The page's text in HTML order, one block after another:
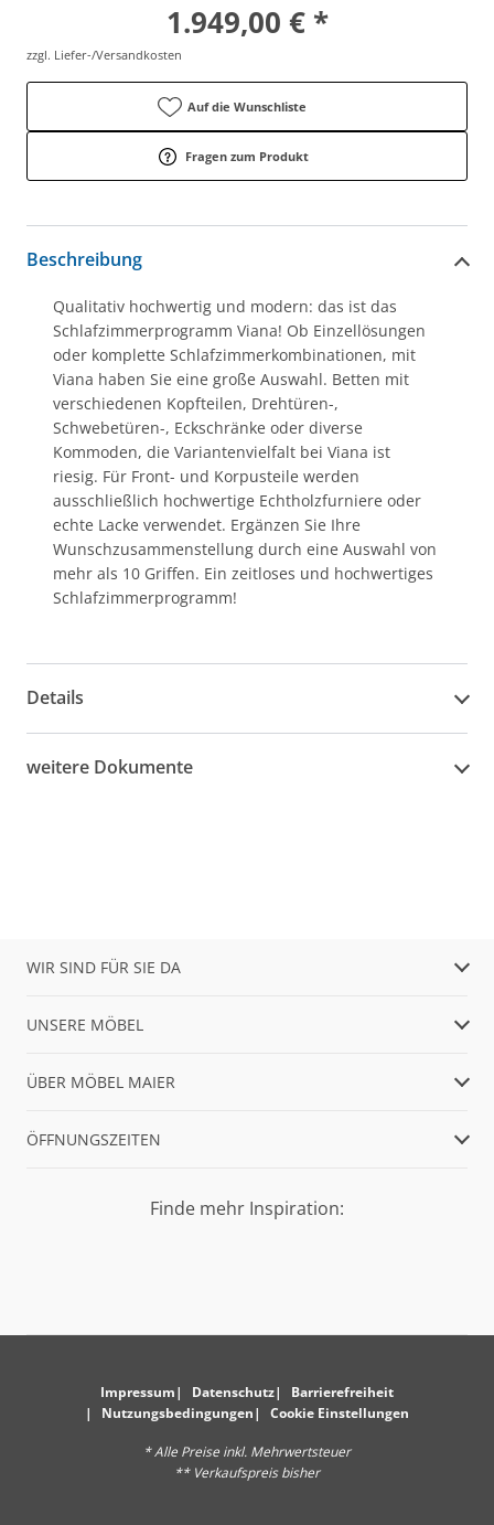
1.949,00 € *
zzgl. Liefer-/Versandkosten
Auf die Wunschliste
Fragen zum Produkt
Beschreibung
Qualitativ hochwertig und modern: das ist das
Schlafzimmerprogramm Viana! Ob Einzellösungen
oder komplette Schlafzimmerkombinationen, mit
Viana haben Sie eine große Auswahl. Betten mit
verschiedenen Kopfteilen, Drehtüren-,
Schwebetüren-, Eckschränke oder diverse
Kommoden, die Variantenvielfalt bei Viana ist
riesig. Für Front- und Korpusteile werden
ausschließlich hochwertige Echtholzfurniere oder
echte Lacke verwendet. Ergänzen Sie Ihre
Wunschzusammenstellung durch eine Auswahl von
mehr als 10 Griffen. Ein zeitloses und hochwertiges
Schlafzimmerprogramm!
Details
weitere Dokumente
WIR SIND FÜR SIE DA
UNSERE MÖBEL
ÜBER MÖBEL MAIER
ÖFFNUNGSZEITEN
Finde mehr Inspiration:
Impressum Datenschutz
Barrierefreiheit
Nutzungsbedingungen
Cookie Einstellungen
* Alle Preise inkl. Mehrwertsteuer
** Verkaufspreis bisher